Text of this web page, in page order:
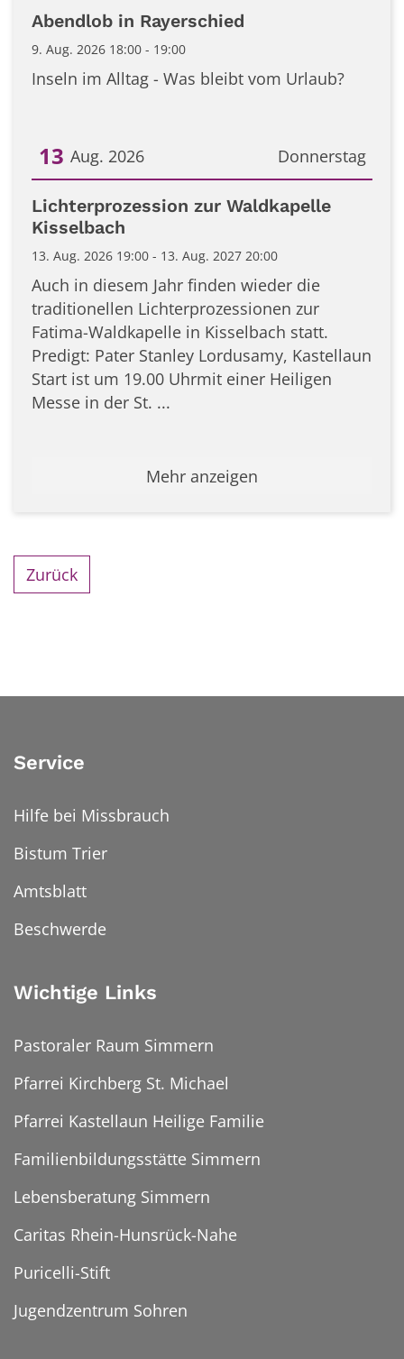
Datum: 9. August 2026
Abendlob in Rayerschied
9. Aug. 2026 18:00 - 19:00
Inseln im Alltag - Was bleibt vom Urlaub?
Donnerstag
13 Aug. 2026
Datum: 13. August 2026
Lichterprozession zur Waldkapelle
Kisselbach
13. Aug. 2026 19:00 - 13. Aug. 2027 20:00
Auch in diesem Jahr finden wieder die
traditionellen Lichterprozessionen zur
Fatima-Waldkapelle in Kisselbach statt.
Predigt: Pater Stanley Lordusamy, Kastellaun
Start ist um 19.00 Uhrmit einer Heiligen
Messe in der St. ...
Mehr anzeigen
Zurück
Service
Hilfe bei Missbrauch
Bistum Trier
Amtsblatt
Beschwerde
Wichtige Links
Pastoraler Raum Simmern
Pfarrei Kirchberg St. Michael
Pfarrei Kastellaun Heilige Familie
Familienbildungsstätte Simmern
Lebensberatung Simmern
Caritas Rhein-Hunsrück-Nahe
Puricelli-Stift
Jugendzentrum Sohren